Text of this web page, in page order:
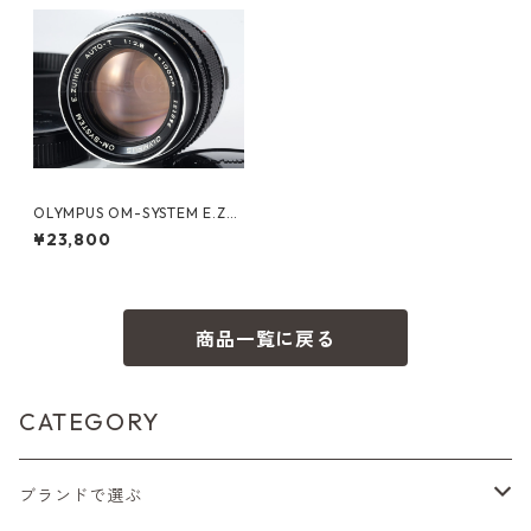
OLYMPUS OM-SYSTEM E.ZUI
KO AUTO-T 100mm F2.8 オ
リンパス (61199)
¥23,800
商品一覧に戻る
CATEGORY
ブランドで選ぶ